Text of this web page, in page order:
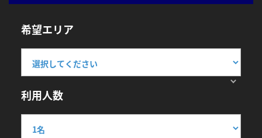
希望エリア
利用人数